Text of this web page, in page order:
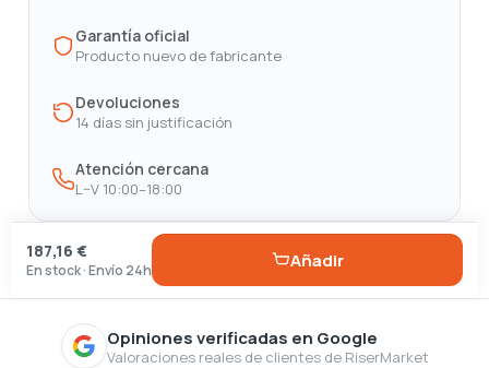
Garantía oficial
Producto nuevo de fabricante
Devoluciones
14 días sin justificación
Atención cercana
L–V 10:00–18:00
187,16 €
En stock · Envío 24h Añadir
Opiniones verificadas en Google
Valoraciones reales de clientes de RiserMarket